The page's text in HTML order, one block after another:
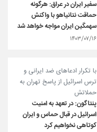
سفیر ایران در عراق: هرگونه
حماقت نتانیاهو با واکنش
سهمگین ایران مواجه خواهد شد
۱۴۰۳/۰۷/۱۶
با تکرار ادعاهای ضد ایرانی و
ترس اسرائیل از پاسخ تهران به
حملاتش
پنتاگون: در تعهد به امنیت
اسرائیل در قبال حماس و ایران
کوتاهی نخواهیم کرد